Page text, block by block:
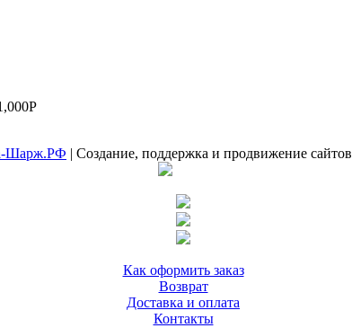
Р
Шарж.РФ | Создание, поддержка и продвижение сайтов
Как оформить заказ
Возврат
Доставка и оплата
Контакты